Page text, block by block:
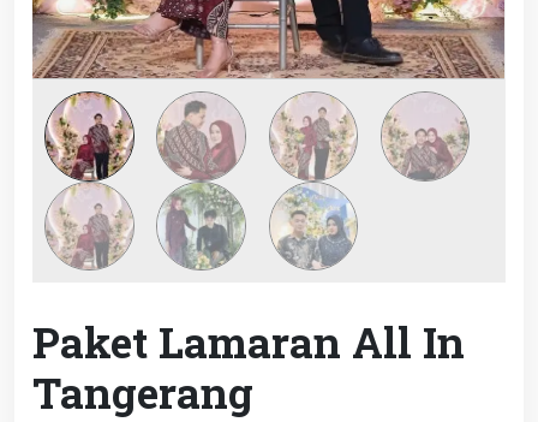
Paket Lamaran All In
Tangerang